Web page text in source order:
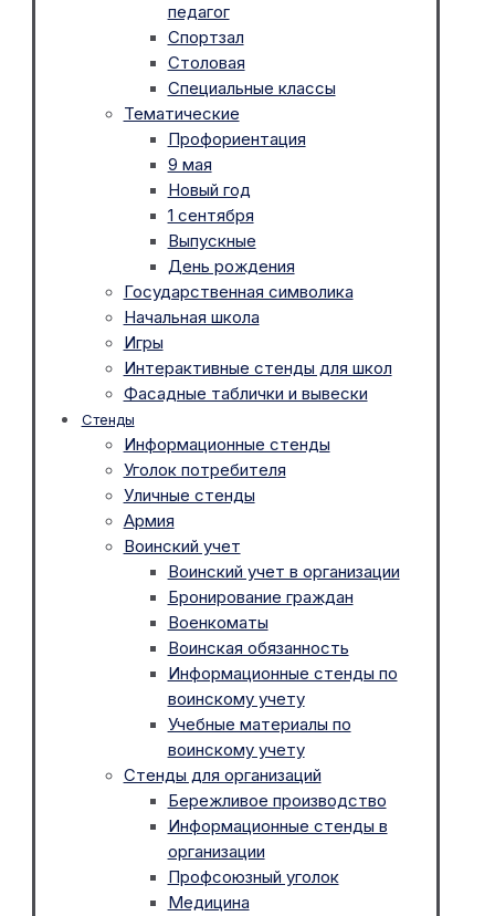
педагог
Спортзал
Столовая
Специальные классы
Тематические
Профориентация
9 мая
Новый год
1 сентября
Выпускные
День рождения
Государственная символика
Начальная школа
Игры
Интерактивные стенды для школ
Фасадные таблички и вывески
Стенды
Информационные стенды
Уголок потребителя
Уличные стенды
Армия
Воинский учет
Воинский учет в организации
Бронирование граждан
Военкоматы
Воинская обязанность
Информационные стенды по
воинскому учету
Учебные материалы по
воинскому учету
Стенды для организаций
Бережливое производство
Информационные стенды в
организации
Профсоюзный уголок
Медицина